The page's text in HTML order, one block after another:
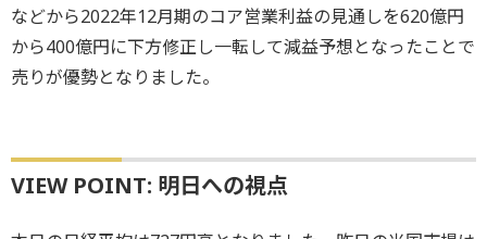
などから2022年12月期のコア営業利益の見通しを620億円
から400億円に下方修正し一転して減益予想となったことで
売りが優勢となりました。
VIEW POINT: 明日への視点